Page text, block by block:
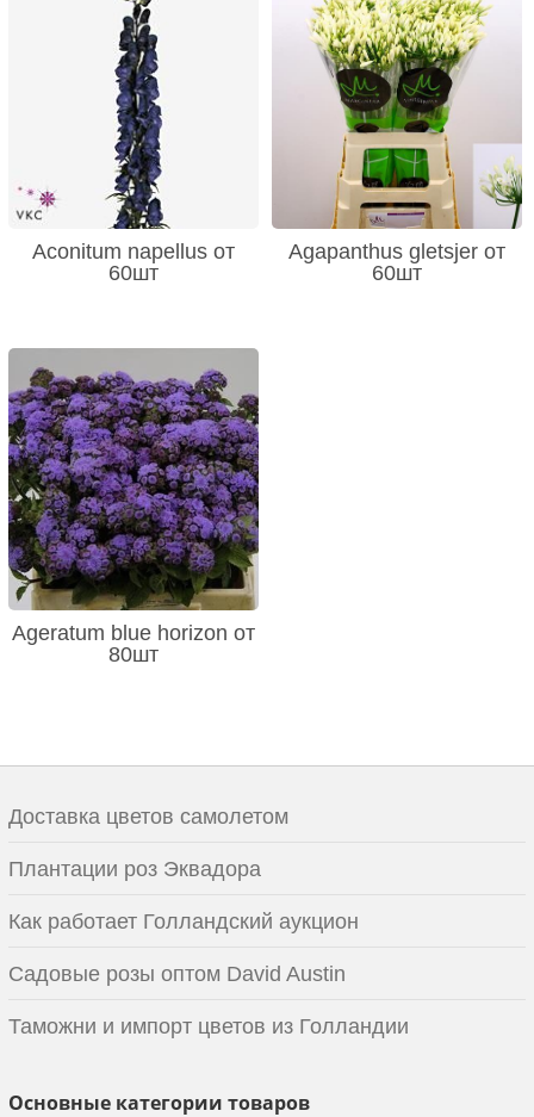
Aconitum napellus от
60шт
Agapanthus gletsjer от
60шт
Ageratum blue horizon от
80шт
Доставка цветов самолетом
Плантации роз Эквадора
Как работает Голландский аукцион
Садовые розы оптом David Austin
Таможни и импорт цветов из Голландии
Основные категории товаров